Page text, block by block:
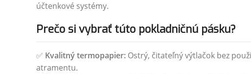
účtenkové systémy.
Prečo si vybrať túto pokladničnú pásku?
✅ Kvalitný termopapier:Ostrý, čitateľný výtlačok bez
atramentu.